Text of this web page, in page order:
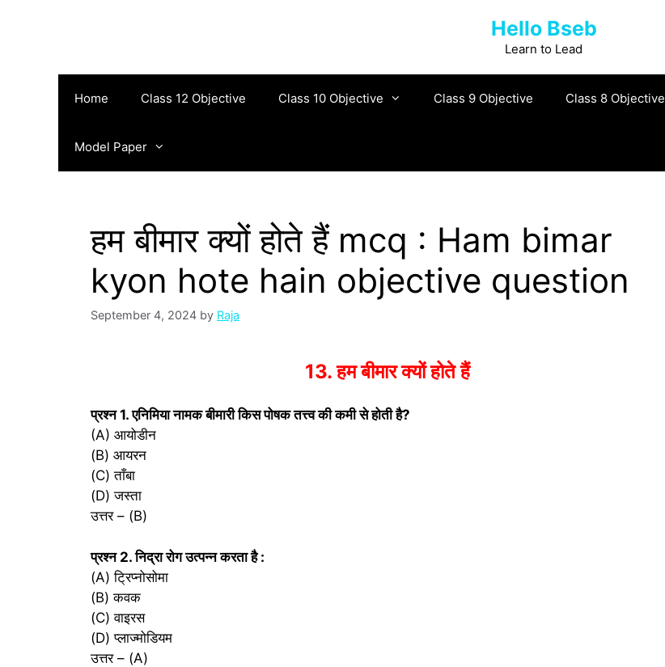
Hello Bseb
Learn to Lead
Home Class 12 Objective Class 10 Objective Class 9 Objective Class 8 Objective
Model Paper
हम बीमार क्यों होते हैं mcq : Ham bimar
kyon hote hain objective question
September 4, 2024 by Raja
13. हम बीमार क्यों होते हैं
प्रश्‍न 1. एनिमिया नामक बीमारी किस पोषक तत्त्व की कमी से होती है?
(A) आयोडीन
(B) आयरन
(C) ताँबा
(D) जस्ता
उत्तर – (B)
प्रश्‍न 2. निद्रा रोग उत्पन्न करता है :
(A) ट्रिप्नोसोमा
(B) कवक
(C) वाइरस
(D) प्लाज्मोडियम
उत्तर – (A)